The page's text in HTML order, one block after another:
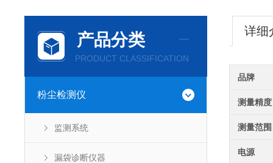
产品分类
PRODUCT CLASSIFICATION
粉尘检测仪
监测系统
漏袋诊断仪器
详细
品牌
测量精度
测量范围
电源